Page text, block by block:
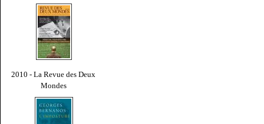
2010 - La Revue des Deux
Mondes